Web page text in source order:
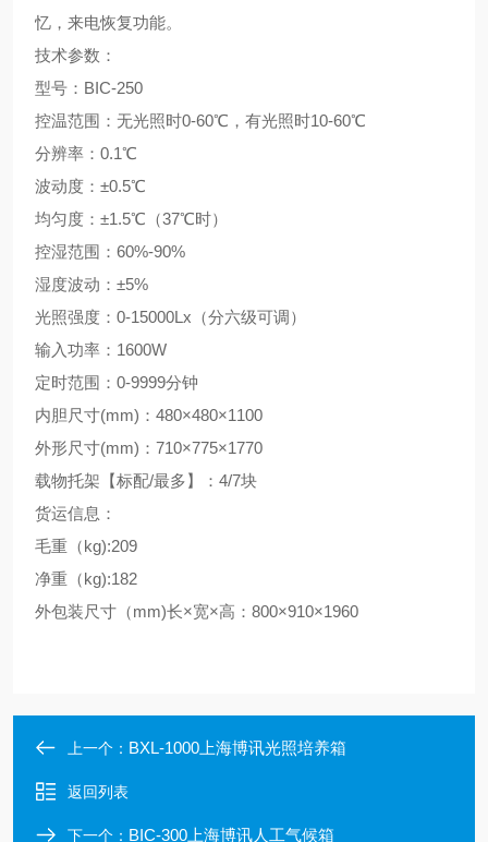
忆，来电恢复功能。
技术参数：
型号： BIC-250
控温范围：无光照时0-60℃，有光照时10-60℃
分辨率： 0.1℃
波动度： ±0.5℃
均匀度： ±1.5℃（37℃时）
控湿范围： 60%-90%
湿度波动： ±5%
光照强度： 0-15000Lx（分六级可调）
输入功率： 1600W
定时范围： 0-9999分钟
内胆尺寸(mm)：480×480×1100
外形尺寸(mm)：710×775×1770
载物托架【标配/最多】：4/7块
货运信息：
毛重（kg):209
净重（kg):182
外包装尺寸（mm)长×宽×高：800×910×1960
上一个： BXL-1000上海博讯光照培养箱
返回列表
下一个： BIC-300上海博讯人工气候箱